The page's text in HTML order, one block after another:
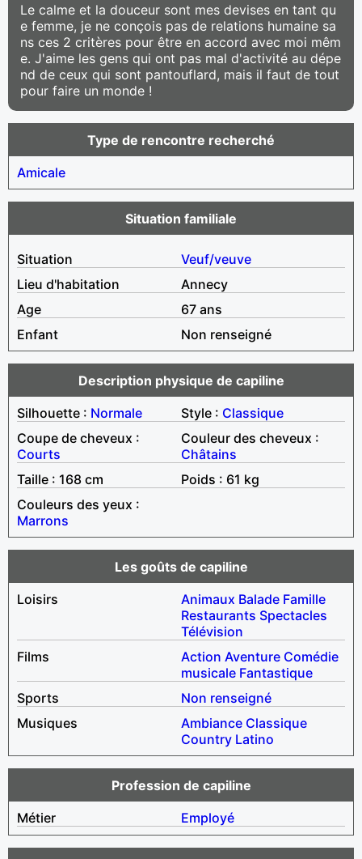
Le calme et la douceur sont mes devises en tant qu
e femme, je ne conçois pas de relations humaine sa
ns ces 2 critères pour être en accord avec moi mêm
e. J'aime les gens qui ont pas mal d'activité au dépe
nd de ceux qui sont pantouflard, mais il faut de tout
pour faire un monde !
Type de rencontre recherché
Amicale
Situation familiale
Situation
Veuf/veuve
Lieu d'habitation
Annecy
Age
67 ans
Enfant
Non renseigné
Description physique de capiline
Silhouette : Normale Style : Classique
Coupe de cheveux :
Courts
Couleur des cheveux :
Châtains
Taille : 168 cm
Poids : 61 kg
Couleurs des yeux :
Marrons
Les goûts de capiline
Loisirs
Animaux Balade Famille
Restaurants Spectacles
Télévision
Films
Action Aventure Comédie
musicale Fantastique
Sports
Non renseigné
Musiques
Ambiance Classique
Country Latino
Profession de capiline
Métier
Employé